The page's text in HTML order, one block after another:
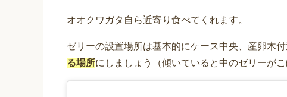
オオクワガタ自ら近寄り食べてくれます。
ゼリーの設置場所は基本的にケース中央、産卵木
る場所にしましょう（傾いていると中のゼリーが